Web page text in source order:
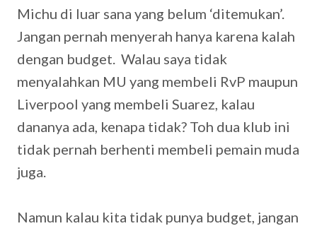
Michu di luar sana yang belum ‘ditemukan’.
Jangan pernah menyerah hanya karena kalah
dengan budget. Walau saya tidak
menyalahkan MU yang membeli RvP maupun
Liverpool yang membeli Suarez, kalau
dananya ada, kenapa tidak? Toh dua klub ini
tidak pernah berhenti membeli pemain muda
juga.
Namun kalau kita tidak punya budget, jangan